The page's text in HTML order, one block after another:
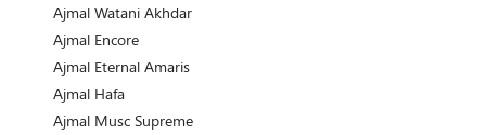
Ajmal Watani Akhdar
Ajmal Encore
Ajmal Eternal Amaris
Ajmal Hafa
Ajmal Musc Supreme